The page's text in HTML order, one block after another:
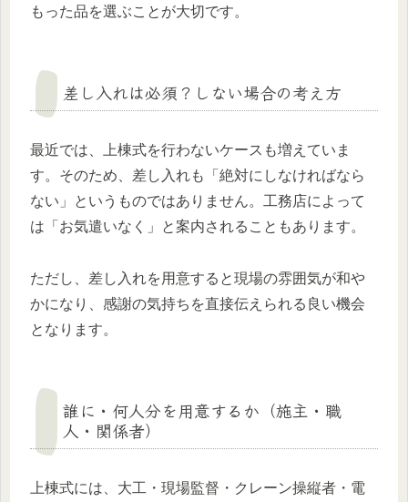
もった品を選ぶことが大切です。
差し入れは必須？しない場合の考え方
最近では、上棟式を行わないケースも増えていま
す。そのため、差し入れも「絶対にしなければなら
ない」というものではありません。工務店によって
は「お気遣いなく」と案内されることもあります。
ただし、差し入れを用意すると現場の雰囲気が和や
かになり、感謝の気持ちを直接伝えられる良い機会
となります。
誰に・何人分を用意するか（施主・職
人・関係者）
上棟式には、大工・現場監督・クレーン操縦者・電